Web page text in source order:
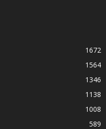
1672
1564
1346
1138
1008
589